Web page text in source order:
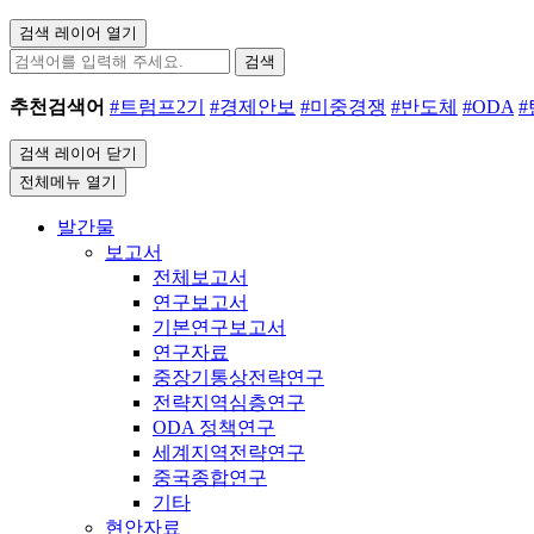
검색 레이어 열기
검색
추천검색어 #트럼프2기 #경제안보 #미중경쟁 #반도체 #ODA #
검색 레이어 닫기
전체메뉴 열기
발간물
보고서
전체보고서
연구보고서
기본연구보고서
연구자료
중장기통상전략연구
전략지역심층연구
ODA 정책연구
세계지역전략연구
중국종합연구
기타
현안자료